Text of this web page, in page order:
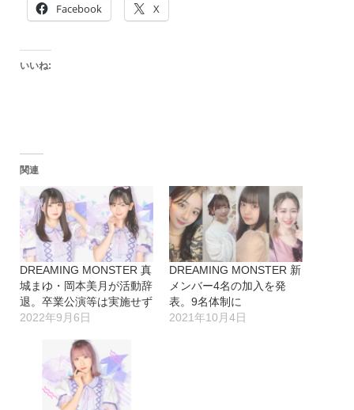
Facebook X
いいね:
関連
DREAMING MONSTER 真
城まゆ・岡本美月が活動辞
退。卒業公演等は実施せず
2022年9月6日
DREAMING MONSTER 新
メンバー4名の加入を発
表。9名体制に
2021年10月4日